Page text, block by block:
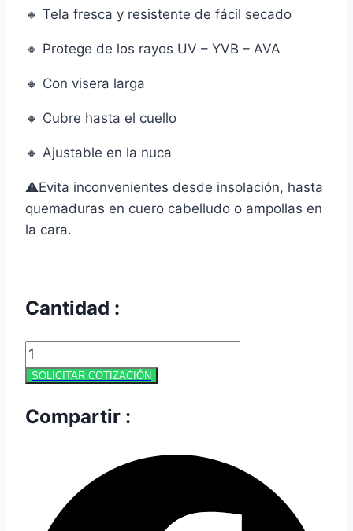
🔸 Tela fresca y resistente de fácil secado
🔸 Protege de los rayos UV – YVB – AVA
🔸 Con visera larga
🔸 Cubre hasta el cuello
🔸 Ajustable en la nuca
⚠Evita inconvenientes desde insolación, hasta
quemaduras en cuero cabelludo o ampollas en
la cara.
Cantidad :
SOLICITAR COTIZACIÓN
GORRO
LEGIONARIO
DRILL
Compartir :